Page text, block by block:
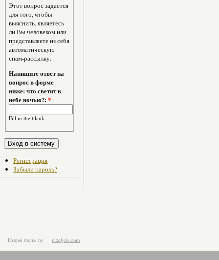
Этот вопрос задается
для того, чтобы
выяснить, являетесь
ли Вы человеком или
представляете из себя
автоматическую
спам-рассылку.
Напишите ответ на
вопрос в форме
ниже: что светит в
небе ночью?:*
Fill in the blank
Регистрация
Забыли пароль?
Drupal theme by pixeljets.com